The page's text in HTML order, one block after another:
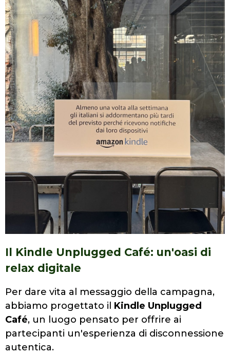
Il Kindle Unplugged Café: un'oasi di
relax digitale
Per dare vita al messaggio della campagna,
abbiamo progettato il Kindle Unplugged
Café, un luogo pensato per offrire ai
partecipanti un'esperienza di disconnessione
autentica.